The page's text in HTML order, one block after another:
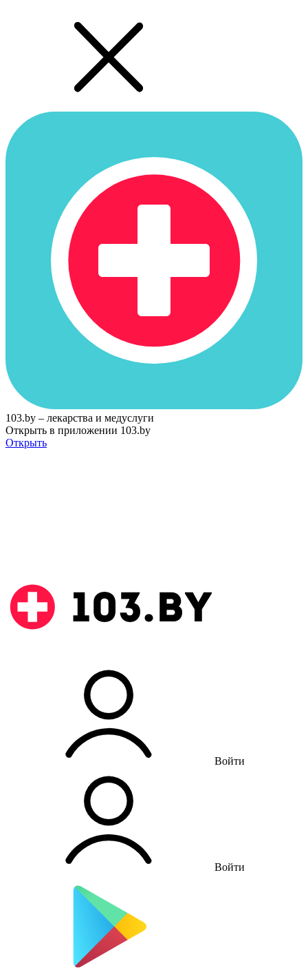
103.by – лекарства и медуслуги
Открыть в приложении 103.by
Открыть
Войти
Войти